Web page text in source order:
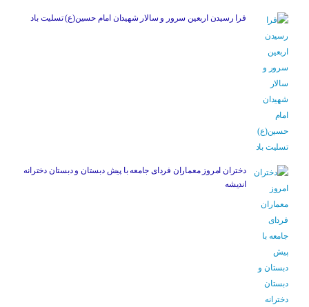
فرا رسیدن اربعین سرور و سالار شهیدان امام حسین(ع) تسلیت باد
دختران امروز معماران فردای جامعه با پیش دبستان و دبستان دخترانه
اندیشه